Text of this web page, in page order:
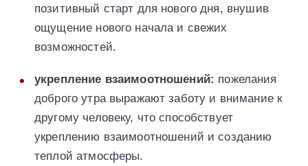
позитивный старт для нового дня, внушив
ощущение нового начала и свежих
возможностей.
укрепление взаимоотношений: пожелания
доброго утра выражают заботу и внимание к
другому человеку, что способствует
укреплению взаимоотношений и созданию
теплой атмосферы.